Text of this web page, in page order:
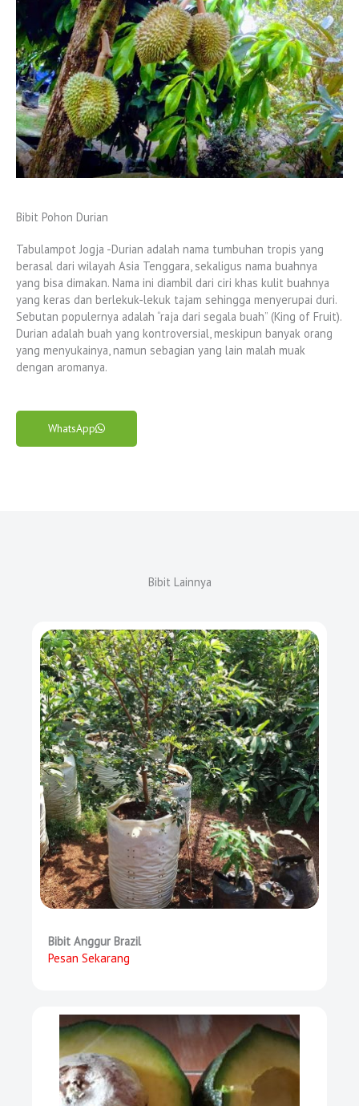
Bibit Pohon Durian
Tabulampot Jogja -Durian adalah nama tumbuhan tropis yang
berasal dari wilayah Asia Tenggara, sekaligus nama buahnya
yang bisa dimakan. Nama ini diambil dari ciri khas kulit buahnya
yang keras dan berlekuk-lekuk tajam sehingga menyerupai duri.
Sebutan populernya adalah “raja dari segala buah” (King of Fruit).
Durian adalah buah yang kontroversial, meskipun banyak orang
yang menyukainya, namun sebagian yang lain malah muak
dengan aromanya.
WhatsApp
Bibit Lainnya
Bibit Anggur Brazil
Pesan Sekarang